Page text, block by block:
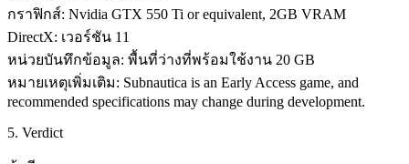
กราฟิกส์: Nvidia GTX 550 Ti or equivalent, 2GB VRAM
DirectX: เวอร์ชัน 11
หน่วยบันทึกข้อมูล: พื้นที่ว่างที่พร้อมใช้งาน 20 GB
หมายเหตุเพิ่มเติม: Subnautica is an Early Access game, and
recommended specifications may change during development.
5. Verdict